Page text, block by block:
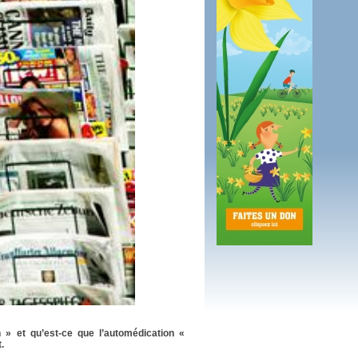
en 2016
n'a pas été inutile
» et qu’est-ce que l’automédication «